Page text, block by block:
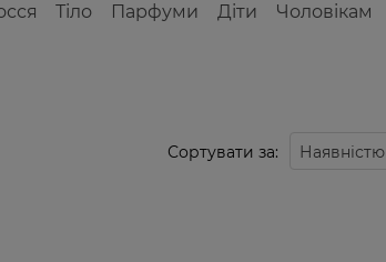
Тіло Парфуми Діти Чоловікам
Сортувати за: Наявністю